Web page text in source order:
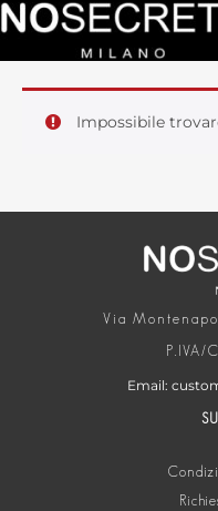
Impossibile
Via
P.IVA/
Email: